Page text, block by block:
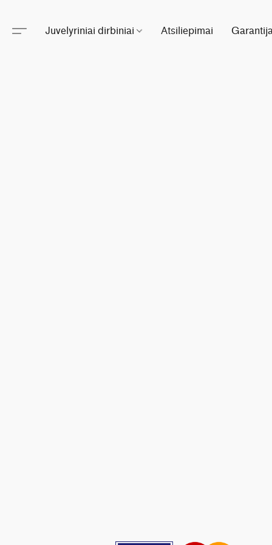
Juvelyriniai dirbiniai Atsiliepimai